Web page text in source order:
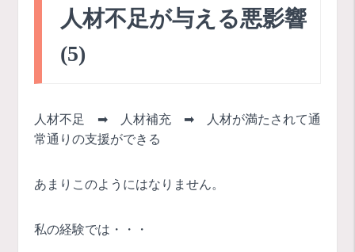
人材不足が与える悪影響
(5)
人材不足 ➡ 人材補充 ➡ 人材が満たされて通
常通りの支援ができる
あまりこのようにはなりません。
私の経験では・・・